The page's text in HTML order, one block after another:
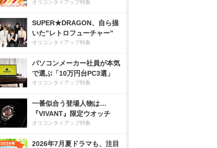
オリコンタイアップ特集
SUPER★DRAGON、自ら描
いた”レトロフューチャー”
オリコンタイアップ特集
パソコンメーカー社員が本気
で選ぶ「10万円台PC3選」
オリコンタイアップ特集
一番似合う登場人物は…
『VIVANT』限定ウオッチ
オリコンタイアップ特集
2026年7月夏ドラマも、注目